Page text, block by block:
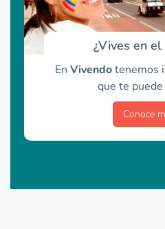
¿Vives en
En Vivendotenemos
que te
Conoce